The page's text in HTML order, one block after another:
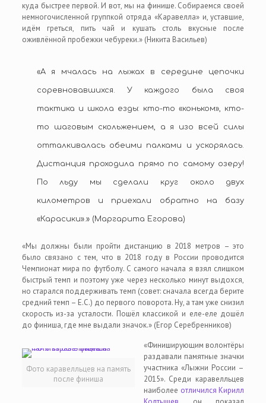
куда быстрее первой. И вот, мы на финише. Собираемся своей
немногочисленной группкой отряда «Каравелла» и, уставшие,
идём греться, пить чай и кушать столь вкусные после
оживлённой пробежки чебуреки.» (Никита Васильев)
«А я мчалась на лыжах в середине цепочки
соревновавшихся. У каждого была своя
тактика и школа езды: кто-то «коньком», кто-
то шаговым скольжением, а я изо всей силы
отталкивалась обеими палками и ускорялась.
Дистанция проходила прямо по самому озеру!
По льду мы сделали круг около двух
километров и приехали обратно на базу
«Карасики».» (Маргарита Егорова)
«Мы должны были пройти дистанцию в 2018 метров – это
было связано с тем, что в 2018 году в России проводится
Чемпионат мира по футболу. С самого начала я взял слишком
быстрый темп и поэтому уже через несколько минут выдохся,
но старался поддерживать темп (совет: сначала всегда берите
средний темп – Е.С.) до первого поворота. Ну, а там уже снизил
скорость из-за усталости. Пошёл классикой и еле-еле дошёл
до финиша, где мне выдали значок.» (Егор Серебренников)
Фото каравелльцев на память
после финиша
«Финиширующим волонтёры
раздавали памятные значки
участника «Лыжни России –
2015». Среди каравелльцев
наиболее отличился Кирилл